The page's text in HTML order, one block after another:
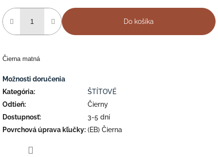
Do košíka
Čierna matná
Možnosti doručenia
Kategória:
ŠTÍTOVÉ
Odtieň:
Čierny
Dostupnosť:
3-5 dní
Povrchová úprava kľučky: (EB) Čierna